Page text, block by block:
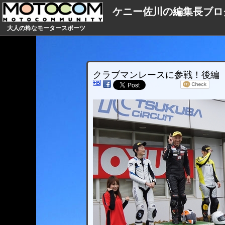
ケニー佐川の編集長ブロ
大人の粋なモータースポーツ
クラブマンレースに参戦！後編